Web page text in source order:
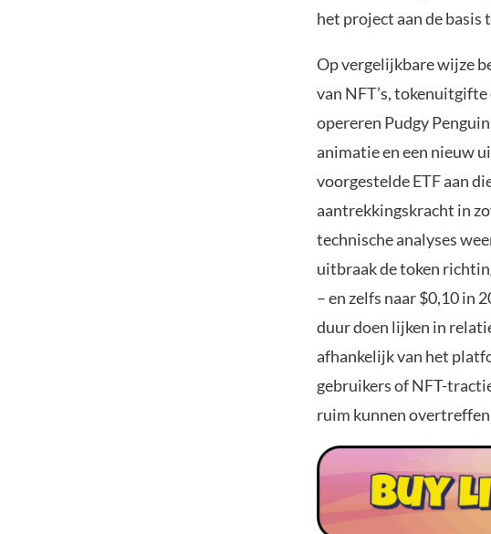
het project aan de
Op vergelijkbare wijze
van NFT’s,
opereren Pudgy
animatie en een nieuw
voorgestelde ETF aan
aantrekkingskracht in
technische analyses
uitbraak de token
– en zelfs naar $0,10 in
duur doen lijken in
afhankelijk van het
gebruikers of NFT-
ruim kunnen